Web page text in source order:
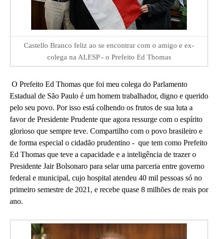
Castello Branco feliz ao se encontrar com o amigo e ex-
colega na ALESP - o Prefeito Ed Thomas
O Prefeito Ed Thomas que foi meu colega do Parlamento
Estadual de São Paulo é um homem trabalhador, digno e querido
pelo seu povo. Por isso está colhendo os frutos de sua luta a
favor de Presidente Prudente que agora ressurge com o espírito
glorioso que sempre teve. Compartilho com o povo brasileiro e
de forma especial o cidadão prudentino - que tem como Prefeito
Ed Thomas que teve a capacidade e a inteligência de trazer o
Presidente Jair Bolsonaro para selar uma parceria entre governo
federal e municipal, cujo hospital atendeu 40 mil pessoas só no
primeiro semestre de 2021, e recebe quase 8 milhões de reais por
ano.